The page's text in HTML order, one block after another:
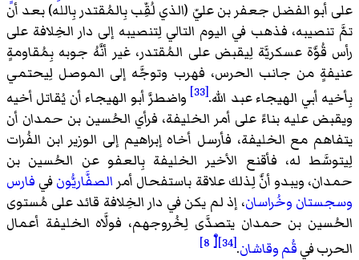
على أبو الفضل جعفر بن عليّ (الذي لُقِّب بِالمُقتدر بِالله) بعد أن
تمَّ تنصيبه، فذهب في اليوم التالي لِتنصيبه إلى دار الخِلافة على
رأس قُوَّة عسكريَّة لِيقبض على المُقتدر، غير أنَّهُ جوبه بِمُقاومةٍ
عنيفةٍ من جانب الحرس، فهرب وتوجَّه إلى الموصل لِيحتمي
بِأخيه أبي الهيجاء عبد الله.[33]
واضطرَّ أبو الهيجاء أن يُقاتل أخيه
ويقبض عليه بناءً على أمر الخليفة، فرأي الحُسين بن حمدان أن
يتفاهم مع الخليفة، فأرسل أخاه إبراهيم إلى الوزير ابن الفُرات
لِيتوسَّط له، فأقنع الأخير الخليفة بِالعفو عن الحُسين بن
حمدان، ويبدو أنَّ لِذلك علاقة باستفحال أمر الصفَّاريُّونفي فارس
وسجستان وخُراسان، إذ لم يكن في دار الخِلافة قائد على مُستوى
الحُسين بن حمدان يتصدَّى لِخُروجهم، فولَّاه الخليفة أعمال
الحرب فيقُموقاشان.
[34] [ْ 8]